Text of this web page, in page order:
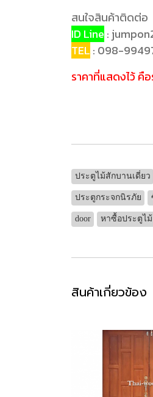
สนใจสินค้าติดต่อ
ID Line :
TEL : 098-
ราคาที่แสดงไว้ คื
ประตูไม้สักบานเดี่ยว
ประตูกระจกนิรภัย
door หาซื้อประตูไม้
สินค้าเกี่ยวข้อง